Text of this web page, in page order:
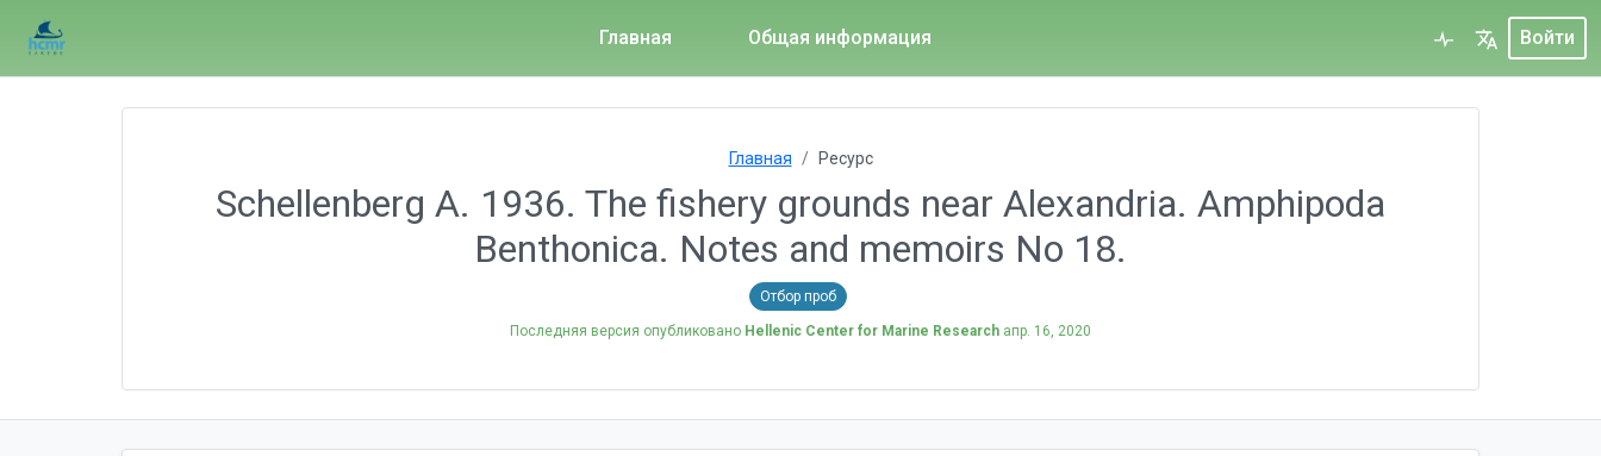
Главная Общая информация Войти
Главная Ресурс
Schellenberg A. 1936. The fishery grounds near Alexandria. Amphipoda
Benthonica. Notes and memoirs No 18.
Отбор проб
Последняя версия опубликовано Hellenic Center for Marine Research апр. 16, 2020